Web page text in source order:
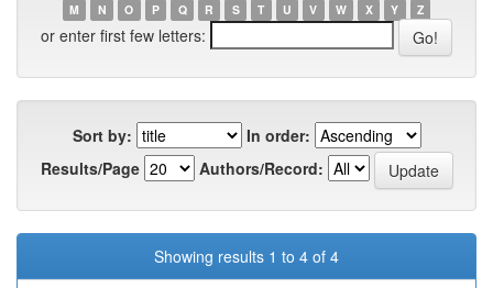
M
N O P Q R S T U V W X Y Z
or enter first few letters:
Sort by:
In order:
Results/Page
Authors/Record:
Showing results 1 to 4 of 4